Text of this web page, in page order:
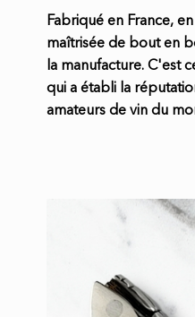
Fabriqué en France,
maîtrisée de bout en
la manufacture. C'est
qui a établi la
amateurs de vin du